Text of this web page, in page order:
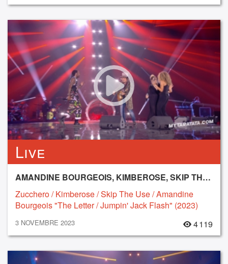
Live
AMANDINE BOURGEOIS, KIMBEROSE, SKIP THE USE, ZUCCHERO
Zucchero / Kimberose / Skip The Use / Amandine
Bourgeois "The Letter / Jumpin' Jack Flash" (2023)
3 NOVEMBRE 2023 4 119